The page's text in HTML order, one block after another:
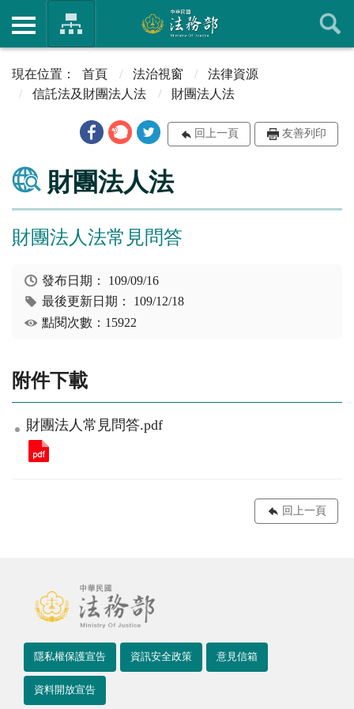
首頁 法治視窗
法律資源
信託法及財團法人法
財團法人法
回上一頁 友善列印
財團法人法
財團法人法常見問答
發布日期： 109/09/16
最後更新日期： 109/12/18
點閱次數：15922
附件下載
財團法人常見問答.pdf
回上一頁
隱私權保護宣告 資訊安全政策 意見信箱
資料開放宣告